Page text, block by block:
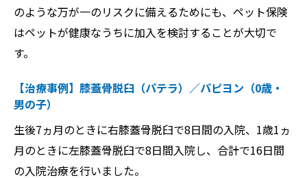
のような万が一のリスクに備えるためにも、ペット保険
はペットが健康なうちに加入を検討することが大切で
す。
【治療事例】膝蓋骨脱臼（パテラ）／パピヨン（0歳・
男の子）
生後7ヵ月のときに右膝蓋骨脱臼で8日間の入院、1歳1ヵ
月のときに左膝蓋骨脱臼で8日間入院し、合計で16日間
の入院治療を行いました。